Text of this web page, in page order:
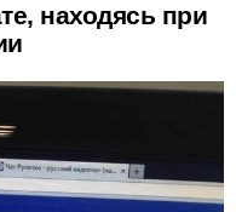
находясь при